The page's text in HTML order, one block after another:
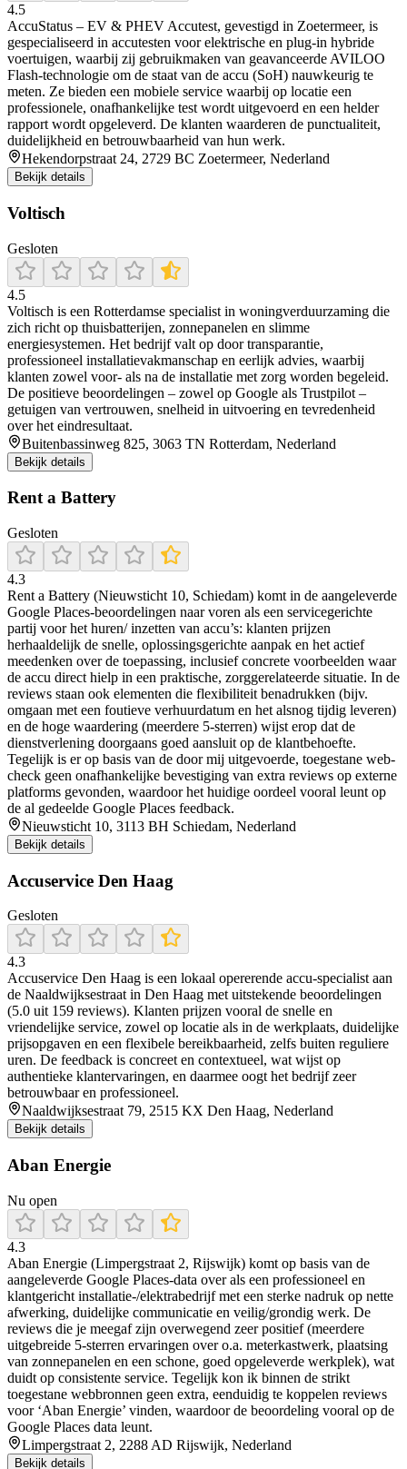
4.5
AccuStatus – EV & PHEV Accutest, gevestigd in Zoetermeer, is
gespecialiseerd in accutesten voor elektrische en plug‑in hybride
voertuigen, waarbij zij gebruikmaken van geavanceerde AVILOO
Flash‑technologie om de staat van de accu (SoH) nauwkeurig te
meten. Ze bieden een mobiele service waarbij op locatie een
professionele, onafhankelijke test wordt uitgevoerd en een helder
rapport wordt opgeleverd. De klanten waarderen de punctualiteit,
duidelijkheid en betrouwbaarheid van hun werk.
Hekendorpstraat 24, 2729 BC Zoetermeer, Nederland
Bekijk details
Voltisch
Gesloten
4.5
Voltisch is een Rotterdamse specialist in woningverduurzaming die
zich richt op thuisbatterijen, zonnepanelen en slimme
energiesystemen. Het bedrijf valt op door transparantie,
professioneel installatievakmanschap en eerlijk advies, waarbij
klanten zowel voor- als na de installatie met zorg worden begeleid.
De positieve beoordelingen – zowel op Google als Trustpilot –
getuigen van vertrouwen, snelheid in uitvoering en tevredenheid
over het eindresultaat.
Buitenbassinweg 825, 3063 TN Rotterdam, Nederland
Bekijk details
Rent a Battery
Gesloten
4.3
Rent a Battery (Nieuwsticht 10, Schiedam) komt in de aangeleverde
Google Places-beoordelingen naar voren als een servicegerichte
partij voor het huren/ inzetten van accu’s: klanten prijzen
herhaaldelijk de snelle, oplossingsgerichte aanpak en het actief
meedenken over de toepassing, inclusief concrete voorbeelden waar
de accu direct hielp in een praktische, zorggerelateerde situatie. In de
reviews staan ook elementen die flexibiliteit benadrukken (bijv.
omgaan met een foutieve verhuurdatum en het alsnog tijdig leveren)
en de hoge waardering (meerdere 5-sterren) wijst erop dat de
dienstverlening doorgaans goed aansluit op de klantbehoefte.
Tegelijk is er op basis van de door mij uitgevoerde, toegestane web-
check geen onafhankelijke bevestiging van extra reviews op externe
platforms gevonden, waardoor het huidige oordeel vooral leunt op
de al gedeelde Google Places feedback.
Nieuwsticht 10, 3113 BH Schiedam, Nederland
Bekijk details
Accuservice Den Haag
Gesloten
4.3
Accuservice Den Haag is een lokaal opererende accu‑specialist aan
de Naaldwijksestraat in Den Haag met uitstekende beoordelingen
(5.0 uit 159 reviews). Klanten prijzen vooral de snelle en
vriendelijke service, zowel op locatie als in de werkplaats, duidelijke
prijsopgaven en een flexibele bereikbaarheid, zelfs buiten reguliere
uren. De feedback is concreet en contextueel, wat wijst op
authentieke klantervaringen, en daarmee oogt het bedrijf zeer
betrouwbaar en professioneel.
Naaldwijksestraat 79, 2515 KX Den Haag, Nederland
Bekijk details
Aban Energie
Nu open
4.3
Aban Energie (Limpergstraat 2, Rijswijk) komt op basis van de
aangeleverde Google Places-data over als een professioneel en
klantgericht installatie-/elektrabedrijf met een sterke nadruk op nette
afwerking, duidelijke communicatie en veilig/grondig werk. De
reviews die je meegaf zijn overwegend zeer positief (meerdere
uitgebreide 5-sterren ervaringen over o.a. meterkastwerk, plaatsing
van zonnepanelen en een schone, goed opgeleverde werkplek), wat
duidt op consistente service. Tegelijk kon ik binnen de strikt
toegestane webbronnen geen extra, eenduidig te koppelen reviews
voor ‘Aban Energie’ vinden, waardoor de beoordeling vooral op de
Google Places data leunt.
Limpergstraat 2, 2288 AD Rijswijk, Nederland
Bekijk details